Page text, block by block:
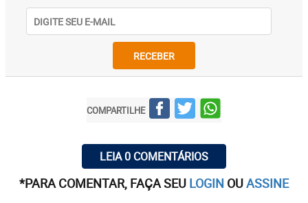
RECEBER
COMPARTILHE
LEIA 0 COMENTÁRIOS
*PARA COMENTAR, FAÇA SEU LOGIN OUASSINE